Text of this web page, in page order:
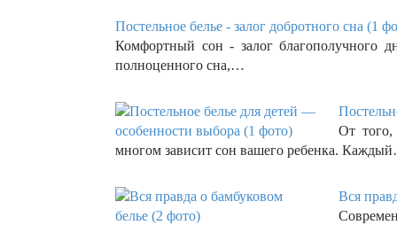
Постельное белье - залог добротного сна (1
Комфортный сон - залог благополучного
полноценного сна,…
От того,
многом зависит сон вашего ребенка.
Вся